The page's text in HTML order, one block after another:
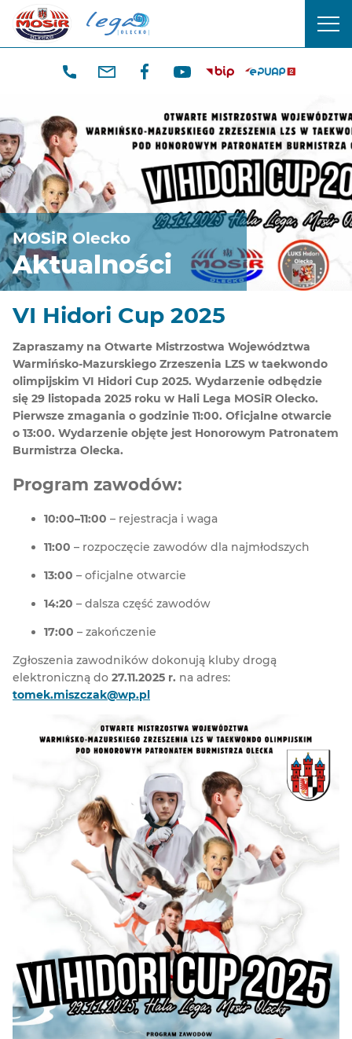
CENTRUM
SPORTU
W
OLECKU
MOSiR Olecko
Aktualności
VI Hidori Cup 2025
Zapraszamy na Otwarte Mistrzostwa Województwa
Warmińsko-Mazurskiego Zrzeszenia LZS w taekwondo
olimpijskim VI Hidori Cup 2025. Wydarzenie odbędzie
się 29 listopada 2025 roku w Hali Lega MOSiR Olecko.
Pierwsze zmagania o godzinie 11:00. Oficjalne otwarcie
o 13:00. Wydarzenie objęte jest Honorowym Patronatem
Burmistrza Olecka.
Program zawodów:
10:00–11:00 – rejestracja i waga
11:00 – rozpoczęcie zawodów dla najmłodszych
13:00 – oficjalne otwarcie
14:20 – dalsza część zawodów
17:00 – zakończenie
Zgłoszenia zawodników dokonują kluby drogą
elektroniczną do 27.11.2025 r. na adres:
tomek.miszczak@wp.pl